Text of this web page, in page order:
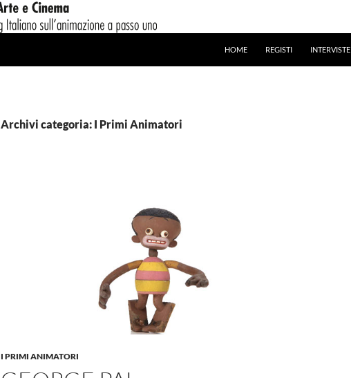
HOME REGISTI INTERVISTE
Archivi categoria: I Primi Animatori
I PRIMI ANIMATORI